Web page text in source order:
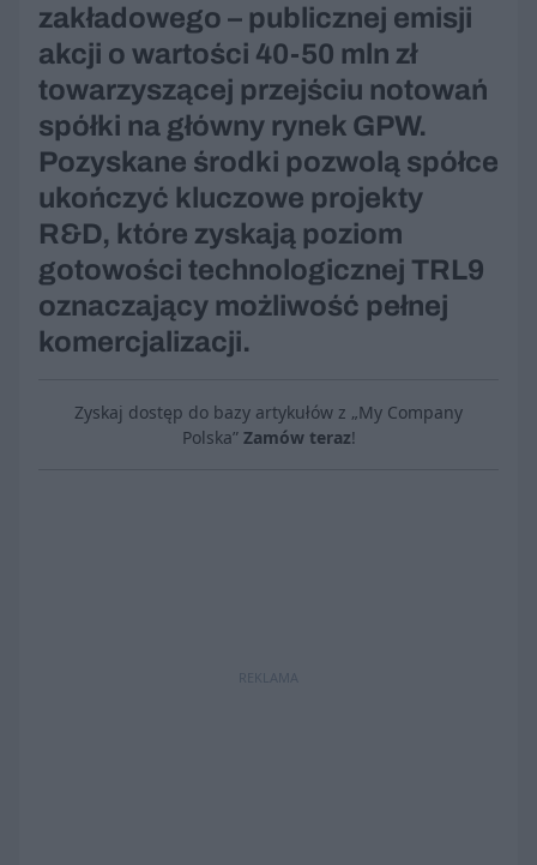
zakładowego – publicznej emisji
akcji o wartości 40-50 mln zł
towarzyszącej przejściu notowań
spółki na główny rynek GPW.
Pozyskane środki pozwolą spółce
ukończyć kluczowe projekty
R&D, które zyskają poziom
gotowości technologicznej TRL9
oznaczający możliwość pełnej
komercjalizacji.
Zyskaj dostęp do bazy artykułów z „My Company
Polska” Zamów teraz!
REKLAMA